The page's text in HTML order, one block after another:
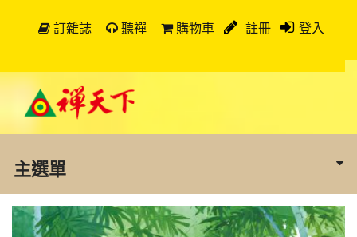
訂雜誌 聽禪 購物車 註冊 登入
主選單